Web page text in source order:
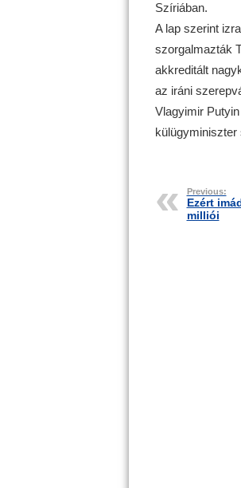
Szíriában.
A lap szerint
szorgalmazták
akkreditált
az iráni
Vlagyimir
Previous:
Ezért
milliói